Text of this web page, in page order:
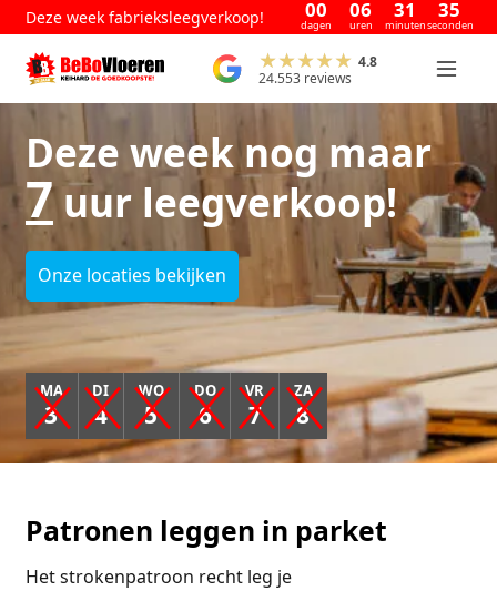
Deze week fabrieksleegverkoop! 00
dagen
06
uren
31
minuten
34
seconden
4.8
24.553 reviews
Deze week nog maar
7uur leegverkoop!
Onze locaties bekijken
MA
3
DI
4
WO
5
DO
6
VR
7
ZA
8
Patronen leggen in parket
Het strokenpatroon recht leg je